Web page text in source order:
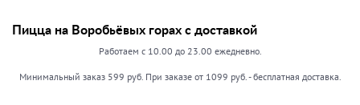
Пицца на Воробьёвых горах с доставкой
Работаем с 10.00 до 23.00 ежедневно.
Минимальный заказ 599 руб. При заказе от 1099 руб. - бесплатная доставка.